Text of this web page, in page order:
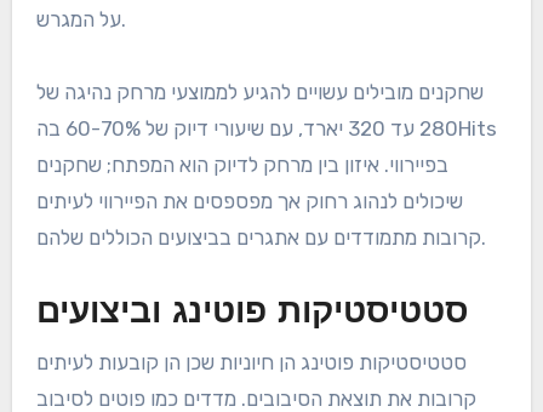
על המגרש.
שחקנים מובילים עשויים להגיע לממוצעי מרחק נהיגה של
280 עד 320 יארד, עם שיעורי דיוק של 60-70% בהHits
בפיירווי. איזון בין מרחק לדיוק הוא המפתח; שחקנים
שיכולים לנהוג רחוק אך מפספסים את הפיירווי לעיתים
קרובות מתמודדים עם אתגרים בביצועים הכוללים שלהם.
סטטיסטיקות פוטינג וביצועים
סטטיסטיקות פוטינג הן חיוניות שכן הן קובעות לעיתים
קרובות את תוצאת הסיבובים. מדדים כמו פוטים לסיבוב